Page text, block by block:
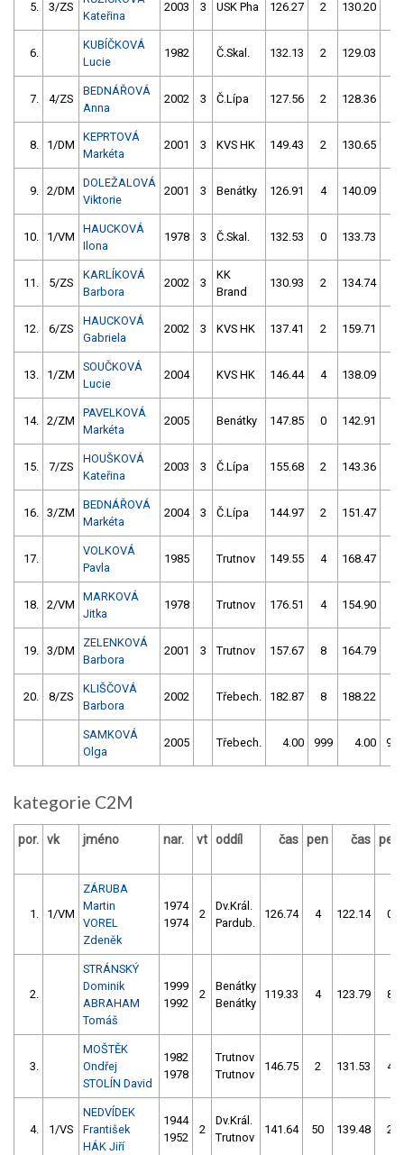
5. 3/ZS
Kateřina
2003 3 USK Pha 126.27 2 130.20
6.
KUBÍČKOVÁ
Lucie
1982 Č.Skal. 132.13 2 129.03
7. 4/ZS
BEDNÁŘOVÁ
Anna
2002 3 Č.Lípa 127.56 2 128.36
8. 1/DM
KEPRTOVÁ
Markéta
2001 3 KVS HK 149.43 2 130.65
9. 2/DM
DOLEŽALOVÁ
Viktorie
2001 3 Benátky 126.91 4 140.09
10. 1/VM
HAUCKOVÁ
Ilona
1978 3 Č.Skal. 132.53 0 133.73
11. 5/ZS
KARLÍKOVÁ
Barbora
2002 3
KK
Brand
130.93 2 134.74
12. 6/ZS
HAUCKOVÁ
Gabriela
2002 3 KVS HK 137.41 2 159.71
13. 1/ZM
SOUČKOVÁ
Lucie
2004 KVS HK 146.44 4 138.09
14. 2/ZM
PAVELKOVÁ
Markéta
2005 Benátky 147.85 0 142.91
15. 7/ZS
HOUŠKOVÁ
Kateřina
2003 3 Č.Lípa 155.68 2 143.36
16. 3/ZM
BEDNÁŘOVÁ
Markéta
2004 3 Č.Lípa 144.97 2 151.47
17.
VOLKOVÁ
Pavla
1985 Trutnov 149.55 4 168.47
18. 2/VM
MARKOVÁ
Jitka
1978 Trutnov 176.51 4 154.90
19. 3/DM
ZELENKOVÁ
Barbora
2001 3 Trutnov 157.67 8 164.79
20. 8/ZS
KLIŠČOVÁ
Barbora
2002 Třebech. 182.87 8 188.22
SAMKOVÁ
Olga
2005 Třebech. 4.00 999 4.00 999
kategorie C2M
por. vk jméno nar. vt oddíl čas pen čas pen
1. 1/VM
ZÁRUBA
Martin
VOREL
Zdeněk
1974
1974
2
Dv.Král.
Pardub.
126.74 4 122.14 0
2.
STRÁNSKÝ
Dominik
ABRAHAM
Tomáš
1999
1992
2
Benátky
Benátky
119.33 4 123.79 8
3.
MOŠTĚK
Ondřej
STOLÍN David
1982
1978
Trutnov
Trutnov
146.75 2 131.53 4
4. 1/VS
NEDVÍDEK
František
HÁK Jiří
1944
1952
2
Dv.Král.
Trutnov
141.64 50 139.48 2